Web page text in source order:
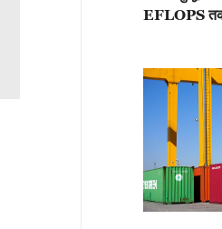
आयोजित किया जाएगा। इस
वाली कंपनियों की कुल संख्या,
EFLOPS